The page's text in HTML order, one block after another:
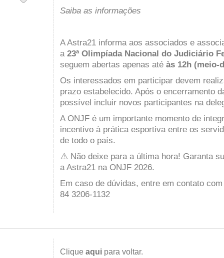
Saiba as informações
A Astra21 informa aos associados e
a 23ª Olimpíada Nacional do Judiciário
seguem abertas apenas até às 12h (meio-
Os interessados em participar devem
prazo estabelecido. Após o encerramento
possível incluir novos participantes na
A ONJF é um importante momento de
incentivo à prática esportiva entre os
de todo o país.
⚠️ Não deixe para a última hora! Garanta
a Astra21 na ONJF 2026.
Em caso de dúvidas, entre em contato
84 3206-1132
Clique aqui para voltar.